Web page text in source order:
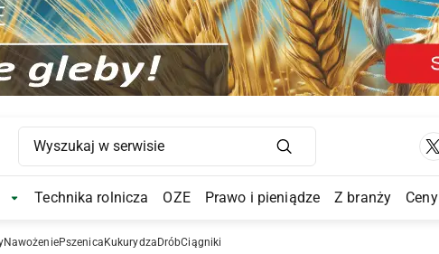
Main Navigation
Hodowla Submenu
Technika rolnicza OZE Prawo i pieniądze Z branży Ceny
NawożeniePszenica Kukurydza DróbCiągniki